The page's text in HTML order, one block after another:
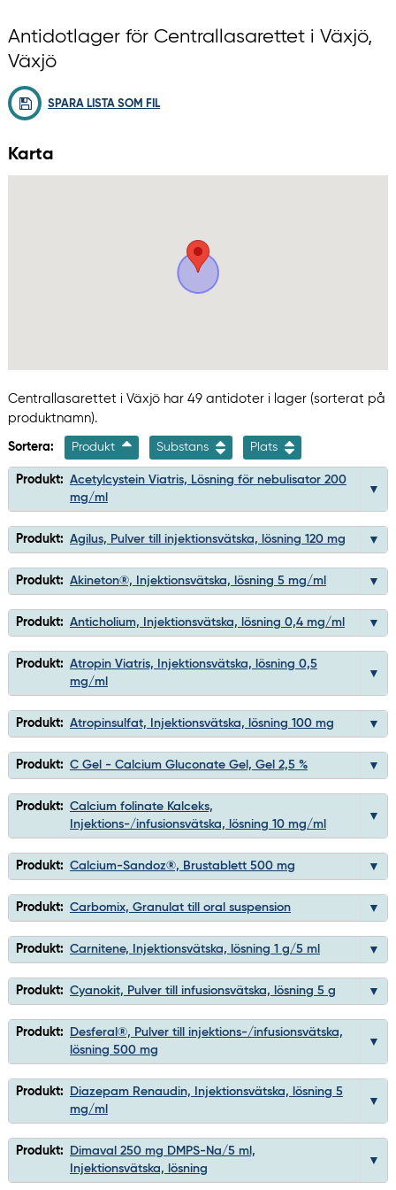
Antidotlager för Centrallasarettet i Växjö,
Växjö
SPARA LISTA SOM FIL
Karta
Centrallasarettet i Växjö har 49 antidoter i lager (sorterat på
produktnamn).
Sortera: Produkt Substans Plats
Produkt: Acetylcystein Viatris, Lösning för nebulisator 200
mg/ml
Produkt: Agilus, Pulver till injektionsvätska, lösning 120 mg
Produkt: Akineton®, Injektionsvätska, lösning 5 mg/ml
Produkt: Anticholium, Injektionsvätska, lösning 0,4 mg/ml
Produkt: Atropin Viatris, Injektionsvätska, lösning 0,5
mg/ml
Produkt: Atropinsulfat, Injektionsvätska, lösning 100 mg
Produkt: C Gel - Calcium Gluconate Gel, Gel 2,5 %
Produkt: Calcium folinate Kalceks,
Injektions-/infusionsvätska, lösning 10 mg/ml
Produkt: Calcium-Sandoz®, Brustablett 500 mg
Produkt: Carbomix, Granulat till oral suspension
Produkt: Carnitene, Injektionsvätska, lösning 1 g/5 ml
Produkt: Cyanokit, Pulver till infusionsvätska, lösning 5 g
Produkt:
Desferal®, Pulver till injektions-/infusionsvätska,
lösning 500 mg
Produkt:
Diazepam Renaudin, Injektionsvätska, lösning 5
mg/ml
Produkt:
Dimaval 250 mg DMPS-Na/5 ml,
Injektionsvätska, lösning